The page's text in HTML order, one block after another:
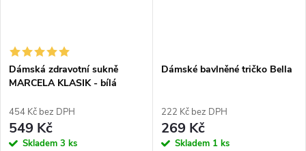
Dámská zdravotní sukně
MARCELA KLASIK - bílá
454 Kč bez DPH
549 Kč
Skladem 3 ks
Dámské bavlněné tričko Bella
222 Kč bez DPH
269 Kč
Skladem 1 ks